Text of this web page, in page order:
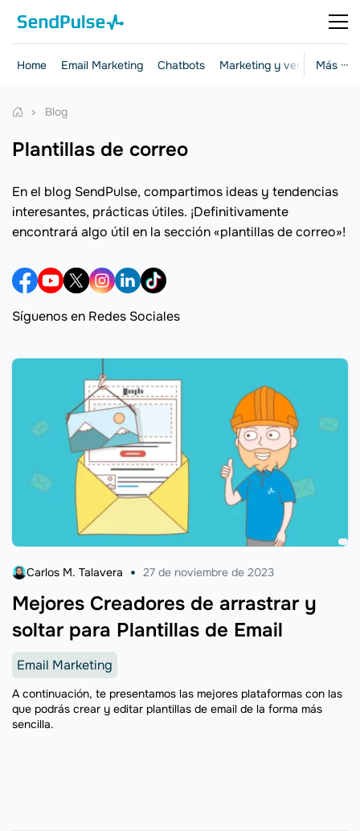
Más ···
Home Email Marketing Chatbots Marketing y ventas
Blog
plantillas de correo
En el blog SendPulse, compartimos ideas y tendencias
interesantes, prácticas útiles. ¡Definitivamente
encontrará algo útil en la sección «plantillas de correo»!
Síguenos en Redes Sociales
Mejores Creadores de arrastrar y
soltar para Plantillas de Email
Carlos M. Talavera 27 de noviembre de 2023
Email Marketing
A continuación, te presentamos las mejores plataformas con las
que podrás crear y editar plantillas de email de la forma más
sencilla.